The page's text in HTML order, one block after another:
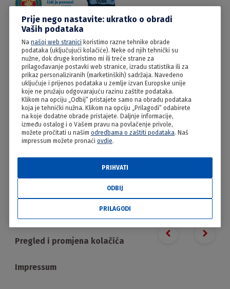
04.07.2022
Bakin kolač od oraha
Previous slide
Next
Pregled i promjena kolačića
Impressum
Prije nego nastavite: ukratko o obradi
Vaših podataka
Na našoj web stranici koristimo razne tehnike obrade
podataka (uključujući kolačiće). Neke od njih tehnički su
nužne, dok druge koristimo mi ili treće strane za
prilagođavanje postavki web stranice, izradu statistika ili za
prikaz personaliziranih (marketinških) sadržaja. Navedeno
uključuje i prijenos podataka u zemlje izvan Europske unije
koje ne pružaju odgovarajuću razinu zaštite podataka.
Klikom na opciju „Odbij“ pristajete samo na obradu podataka
koja je tehnički nužna. Klikom na opciju „Prilagodi“ odabirete
na koje dodatne obrade pristajete. Daljnje informacije,
između ostalog i o Vašem pravu na povlačenje privole,
možete pročitati u našim odredbama o zaštiti podataka. Naš
impressum možete pronaći ovdje.
ODBIJ
PRIHVATI
PRILAGODI